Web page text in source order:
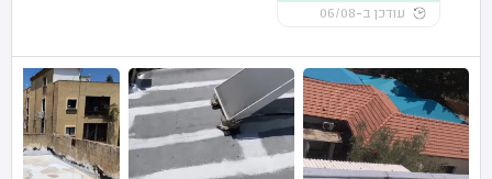
עודכן ב-06/08